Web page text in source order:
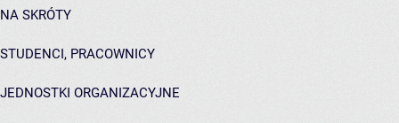
NA SKRÓTY
STUDENCI, PRACOWNICY
JEDNOSTKI ORGANIZACYJNE